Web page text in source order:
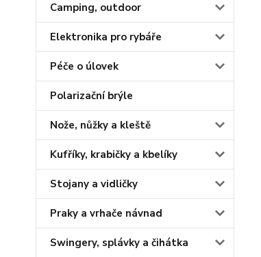
Camping, outdoor
Elektronika pro rybáře
Péče o úlovek
Polarizační brýle
Nože, nůžky a kleště
Kufříky, krabičky a kbelíky
Stojany a vidličky
Praky a vrhače návnad
Swingery, splávky a čihátka